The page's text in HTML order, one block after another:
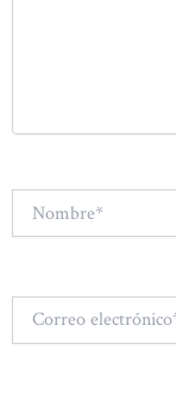
Correo
electrónico*